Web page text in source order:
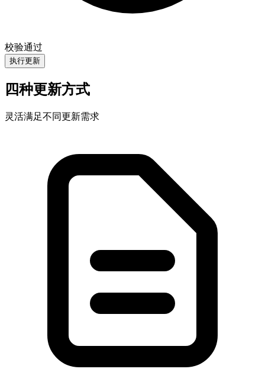
校验通过
执行更新
四种更新方式
灵活满足不同更新需求